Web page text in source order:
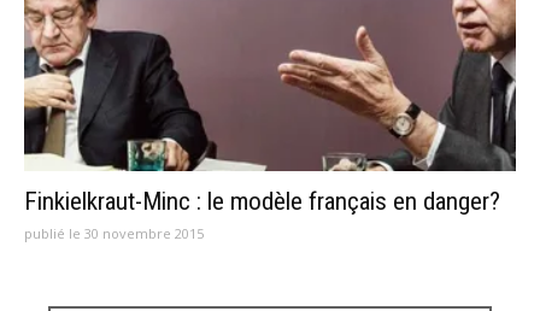
Finkielkraut-Minc : le modèle français en danger?
publié le 30 novembre 2015